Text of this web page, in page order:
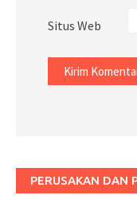
Situs Web
PERUSAKAN DAN